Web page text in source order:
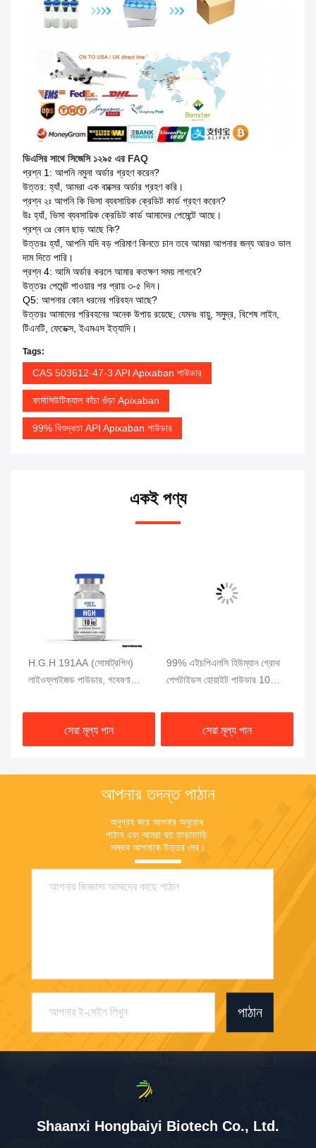
ডিএসির সাথে সিজেসি ১২৯৫ এর FAQ
প্রশ্ন 1: আপনি নমুনা অর্ডার গ্রহণ করেন?
উত্তর: হ্যাঁ, আমরা এক বাক্সের অর্ডার গ্রহণ করি।
প্রশ্ন ২ঃ আপনি কি ভিসা ব্যবসায়িক ক্রেডিট কার্ড গ্রহণ করেন?
উঃ হ্যাঁ, ভিসা ব্যবসায়িক ক্রেডিট কার্ড আমাদের পেমেন্টে আছে।
প্রশ্ন ৩ঃ কোন ছাড় আছে কি?
উত্তরঃ হ্যাঁ, আপনি যদি বড় পরিমাণ কিনতে চান তবে আমরা আপনার জন্য আরও ভাল
দাম দিতে পারি।
প্রশ্ন 4: আমি অর্ডার করলে আমার কতক্ষণ সময় লাগবে?
উত্তরঃ পেমেন্ট পাওয়ার পর প্রায় ৩-৫ দিন।
Q5: আপনার কোন ধরনের পরিবহন আছে?
উত্তরঃ আমাদের পরিবহনের অনেক উপায় রয়েছে, যেমনঃ বায়ু, সমুদ্র, বিশেষ লাইন,
টিএনটি, ফেডেক্স, ইএমএস ইত্যাদি।
Tags:
CAS 503612-47-3 API Apixaban পাউডার
ফার্মাসিউটিক্যাল কাঁচা গুঁড়া Apixaban
99% বিশুদ্ধতা API Apixaban পাউডার
একই পণ্য
H.G.H 191AA (সোমাট্রপিন)
লাইওফ্লাইজড পাউডার, গবেষণা
সেরা মূল্য পান
99% এইচপিএলসি হিউম্যান গ্রোথ
পেপটাইডস হোয়াইট পাউডার 10mg/
সেরা মূল্য পান
আপনার তদন্ত পাঠান
অনুগ্রহ করে আপনার অনুরোধ
পাঠান এবং আমরা যত তাড়াতাড়ি
সম্ভব আপনাকে উত্তর দেব।
পাঠান
Shaanxi Hongbaiyi Biotech Co., Ltd.